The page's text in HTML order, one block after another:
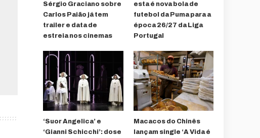
Sérgio Graciano sobre
Carlos Paião já tem
trailer e data de
estreia nos cinemas
esta é nova bola de
futebol da Puma para a
época 26/27 da Liga
Portugal
‘Suor Angelica’ e
‘Gianni Schicchi’: dose
Macacos do Chinês
lançam single ‘A Vida é